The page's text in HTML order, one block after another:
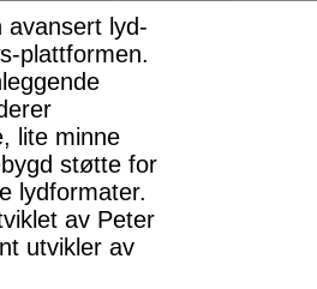
avansert lyd-
plattformen.
lite minne
støtte for
lydformater.
av Peter
utvikler av